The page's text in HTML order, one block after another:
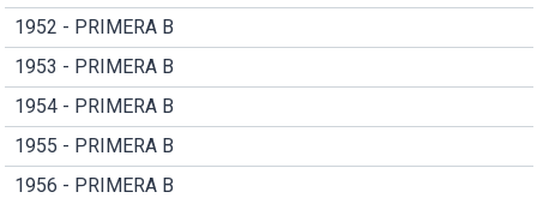
1952 - PRIMERA B
1953 - PRIMERA B
1954 - PRIMERA B
1955 - PRIMERA B
1956 - PRIMERA B